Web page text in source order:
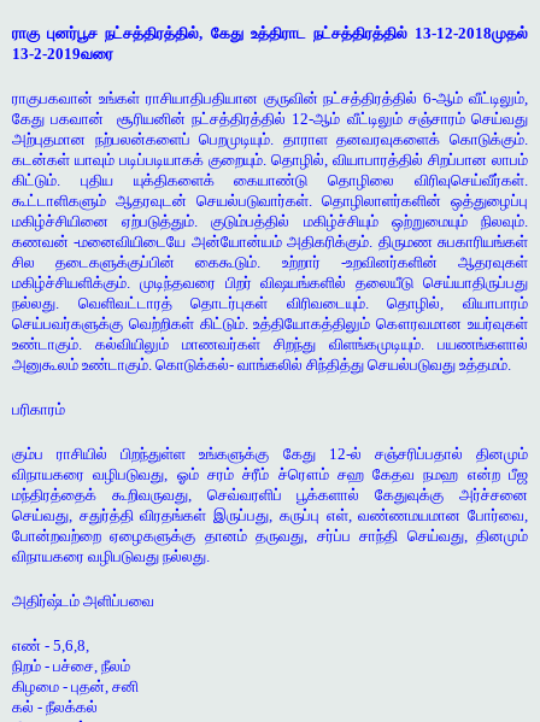
ராகு புனர்பூச நட்சத்திரத்தில், கேது உத்திராட நட்சத்திரத்தில் 13-12-2018முதல்
13-2-2019வரை
ராகுபகவான் உங்கள் ராசியாதிபதியான குருவின் நட்சத்திரத்தில் 6-ஆம் வீட்டிலும்,
கேது பகவான் சூரியனின் நட்சத்திரத்தில் 12-ஆம் வீட்டிலும் சஞ்சாரம் செய்வது
அற்புதமான நற்பலன்களைப் பெறமுடியும். தாராள தனவரவுகளைக் கொடுக்கும்.
கடன்கள் யாவும் படிப்படியாகக் குறையும். தொழில், வியாபாரத்தில் சிறப்பான லாபம்
கிட்டும். புதிய யுக்திகளைக் கையாண்டு தொழிலை விரிவுசெய்வீர்கள்.
கூட்டாளிகளும் ஆதரவுடன் செயல்படுவார்கள். தொழிலாளர்களின் ஒத்துழைப்பு
மகிழ்ச்சியினை ஏற்படுத்தும். குடும்பத்தில் மகிழ்ச்சியும் ஒற்றுமையும் நிலவும்.
கணவன் -மனைவியிடையே அன்யோன்யம் அதிகரிக்கும். திருமண சுபகாரியங்கள்
சில தடைகளுக்குப்பின் கைகூடும். உற்றார் -உறவினர்களின் ஆதரவுகள்
மகிழ்ச்சியளிக்கும். முடிந்தவரை பிறர் விஷயங்களில் தலையீடு செய்யாதிருப்பது
நல்லது. வெளிவட்டாரத் தொடர்புகள் விரிவடையும். தொழில், வியாபாரம்
செய்பவர்களுக்கு வெற்றிகள் கிட்டும். உத்தியோகத்திலும் கௌரவமான உயர்வுகள்
உண்டாகும். கல்வியிலும் மாணவர்கள் சிறந்து விளங்கமுடியும். பயணங்களால்
அனுகூலம் உண்டாகும். கொடுக்கல்- வாங்கலில் சிந்தித்து செயல்படுவது உத்தமம்.
பரிகாரம்
கும்ப ராசியில் பிறந்துள்ள உங்களுக்கு கேது 12-ல் சஞ்சரிப்பதால் தினமும்
விநாயகரை வழிபடுவது, ஓம் சரம் ச்ரீம் ச்ரௌம் சஹ கேதவ நமஹ என்ற பீஜ
மந்திரத்தைக் கூறிவருவது, செவ்வரளிப் பூக்களால் கேதுவுக்கு அர்ச்சனை
செய்வது, சதுர்த்தி விரதங்கள் இருப்பது, கருப்பு எள், வண்ணமயமான போர்வை,
போன்றவற்றை ஏழைகளுக்கு தானம் தருவது, சர்ப்ப சாந்தி செய்வது, தினமும்
விநாயகரை வழிபடுவது நல்லது.
அதிர்ஷ்டம் அளிப்பவை
எண் - 5,6,8,
நிறம் - பச்சை, நீலம்
கிழமை - புதன், சனி
கல் - நீலக்கல்